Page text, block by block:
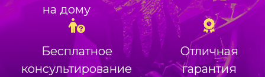
на дому
Бесплатное
консультирование
Отличная
гарантия